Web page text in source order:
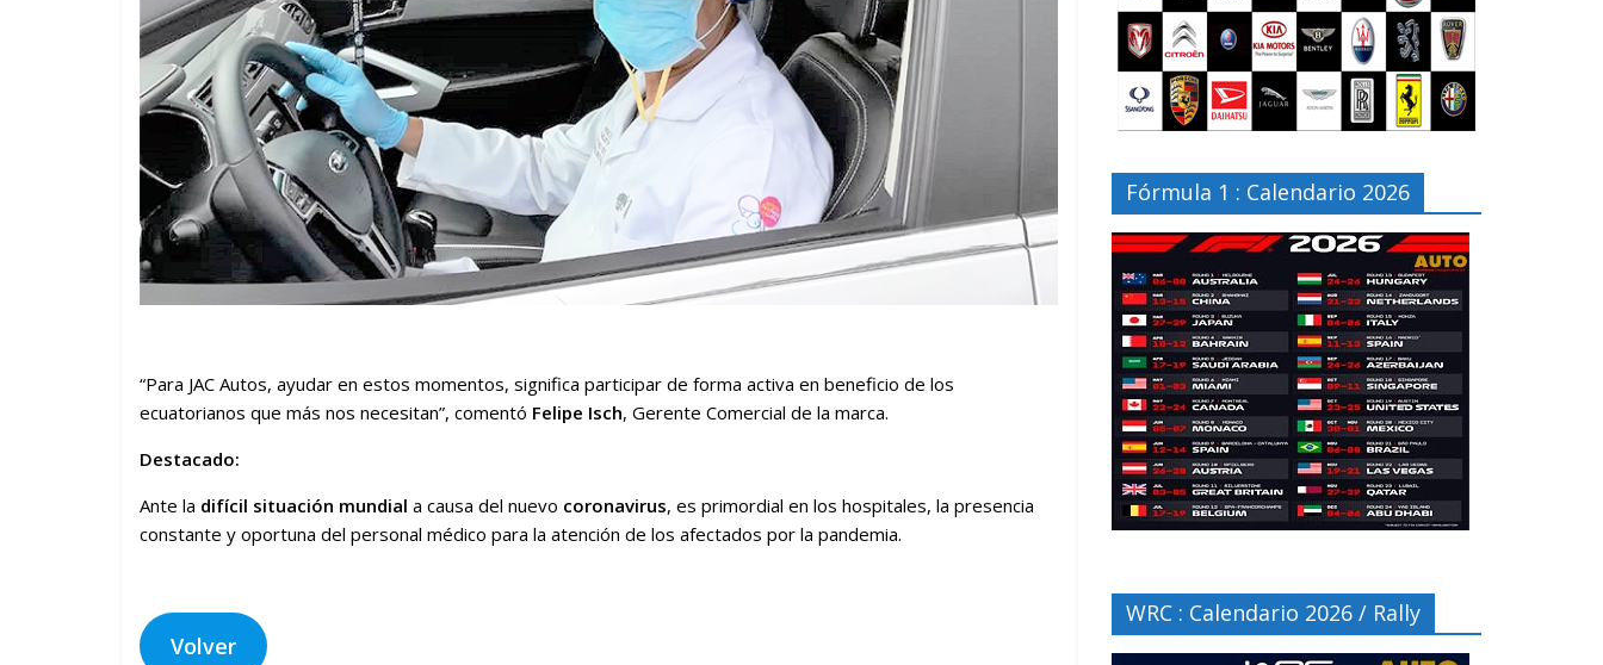
“Para JAC Autos, ayudar en estos momentos, significa participar de forma activa en beneficio de los
ecuatorianos que más nos necesitan”, comentó Felipe Isch, Gerente Comercial de la marca.
Destacado:
Ante la difícil situación mundial a causa del nuevo coronavirus, es primordial en los hospitales, la presencia
constante y oportuna del personal médico para la atención de los afectados por la pandemia.
Volver
Fórmula 1 : Calendario 2026
WRC : Calendario 2026 / Rally